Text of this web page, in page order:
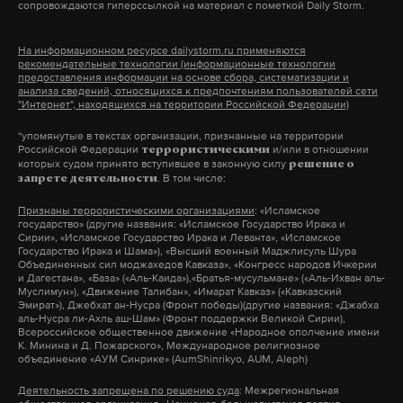
полевые работы. И конечно, я очень
расстраиваюсь.
Запасаться не буду. Ничего страшного;если
понадобится, начну использовать общественный
транспорт, но я не верю, что все встанет...
Мне не тревожно,мне обидно! Что наша страна
уже пятый год не может решить один достаточно
пустяковый, на мой взгляд, вопрос — смести
нацистское руководство Украины.
Смести — это так, как делают Соединенные
По словам сотрудника одинцовского СТО, из-за
отсутствия баллонов их фирма перестала
баллоны придут — неизвестно. Может, к августу, и
то не факт», — заключил собеседник.
В Подольске, отвечая на звонок корреспондента
Daily Storm, также признались, что на ближайшие
три недели не смогут принять: «По записи просто
много народа. До 18 июля точно новых клиентов
не принимаем, а там ищите окошки», —
посоветовали сотрудники СТО.
сопровождаются гиперссылкой на материал с пометкой Daily Storm.
На информационном ресурсе dailystorm.ru применяются
рекомендательные технологии (информационные технологии
предоставления информации на основе сбора, систематизации и
анализа сведений, относящихся к предпочтениям пользователей сети
"Интернет", находящихся на территории Российской Федерации)
*упомянутые в текстах организации, признанные на территории
Российской Федерации террористическими и/или в отношении
которых судом принято вступившее в законную силу решение о
запрете деятельности. В том числе:
Признаны террористическими организациями: «Исламское
государство» (другие названия: «Исламское Государство Ирака и
Сирии», «Исламское Государство Ирака и Леванта», «Исламское
Государство Ирака и Шама»), «Высший военный Маджлисуль Шура
Объединенных сил моджахедов Кавказа», «Конгресс народов Ичкерии
и Дагестана», «База» («Аль-Каида»),«Братья-мусульмане» («Аль-Ихван аль-
Муслимун»), «Движение Талибан», «Имарат Кавказ» («Кавказский
Эмират»), Джебхат ан-Нусра (Фронт победы)(другие названия: «Джабха
аль-Нусра ли-Ахль аш-Шам» (Фронт поддержки Великой Сирии),
Всероссийское общественное движение «Народное ополчение имени
К. Минина и Д. Пожарского», Международное религиозное
объединение «АУМ Синрике» (AumShinrikyo, AUM, Aleph)
Деятельность запрещена по решению суда: Межрегиональная